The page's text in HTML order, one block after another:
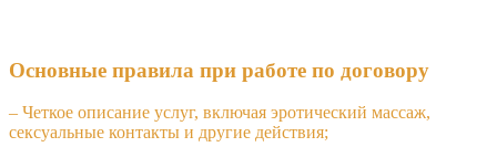
Основные правила при работе по договору
– Четкое описание услуг, включая эротический массаж,
сексуальные контакты и другие действия;